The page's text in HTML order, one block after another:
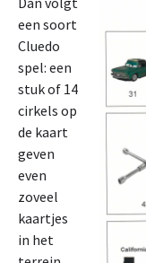
een soort
Cluedo
spel: een
stuk of 14
cirkels op
de kaart
geven
even
zoveel
kaartjes
in het